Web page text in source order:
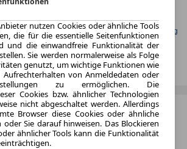
Gefunden auf Null Leasing
nutzen Cookies oder ähnliche Tools
die für die essentielle Seitenfunktionen
und die einwandfreie Funktionalität der
Sie werden normalerweise als Folge
genutzt, um wichtige Funktionen wie
Aufrechterhalten von Anmeldedaten oder
zu ermöglichen. Die
Cookies bzw. ähnlicher Technologien
nicht abgeschaltet werden. Allerdings
Browser diese Cookies oder ähnliche
oder Sie darauf hinweisen. Das Blockieren
ähnlicher Tools kann die Funktionalität